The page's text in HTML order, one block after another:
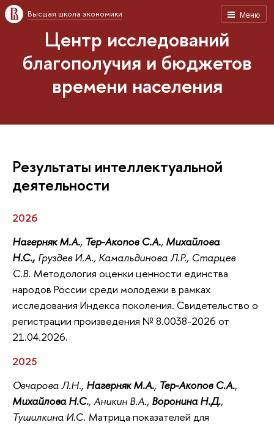
Меню
Высшая школа экономики
Центр исследований
благополучия и бюджетов
времени населения
Результаты интеллектуальной
деятельности
2026
Нагерняк М.А., Тер-Акопов С.А., Михайлова
Н.С., Груздев И.А., Камальдинова Л.Р., Старцев
С.В. Методология оценки ценности единства
народов России среди молодежи в рамках
исследования Индекса поколения. Свидетельство о
регистрации произведения № 8.0038-2026 от
21.04.2026.
2025
Овчарова Л.Н., Нагерняк М.А., Тер-Акопов С.А.,
Михайлова Н.С., Аникин В.А., Воронина Н.Д.,
Тушилкина И.С. Матрица показателей для